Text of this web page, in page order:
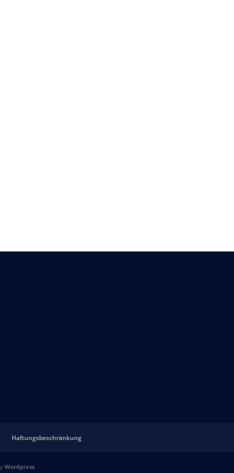
Haftungsbeschränkung
Wordpress